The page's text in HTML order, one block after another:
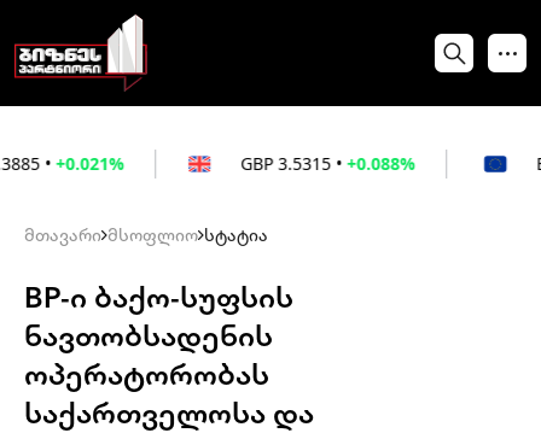
GBP 3.5315 • +0.088% EUR 3.026
მთავარი მსოფლიო სტატია
BP-ი ბაქო-სუფსის
ნავთობსადენის
ოპერატორობას
საქართველოსა და